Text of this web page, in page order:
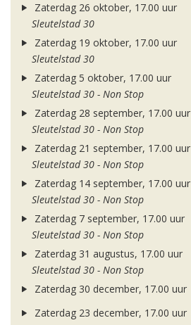
Zaterdag 26 oktober, 17.00 uur
Sleutelstad 30
Zaterdag 19 oktober, 17.00 uur
Sleutelstad 30
Zaterdag 5 oktober, 17.00 uur
Sleutelstad 30 - Non Stop
Zaterdag 28 september, 17.00 uur
Sleutelstad 30 - Non Stop
Zaterdag 21 september, 17.00 uur
Sleutelstad 30 - Non Stop
Zaterdag 14 september, 17.00 uur
Sleutelstad 30 - Non Stop
Zaterdag 7 september, 17.00 uur
Sleutelstad 30 - Non Stop
Zaterdag 31 augustus, 17.00 uur
Sleutelstad 30 - Non Stop
Zaterdag 30 december, 17.00 uur
Zaterdag 23 december, 17.00 uur